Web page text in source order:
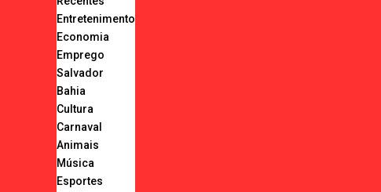
Entretenimento
Economia
Emprego
Salvador
Bahia
Cultura
Carnaval
Animais
Música
Esportes